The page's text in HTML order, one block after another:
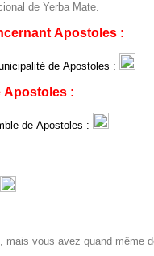
de Yerba Mate.
Apostoles :
de Apostoles :
Apostoles :
de Apostoles :
mais vous avez quand même